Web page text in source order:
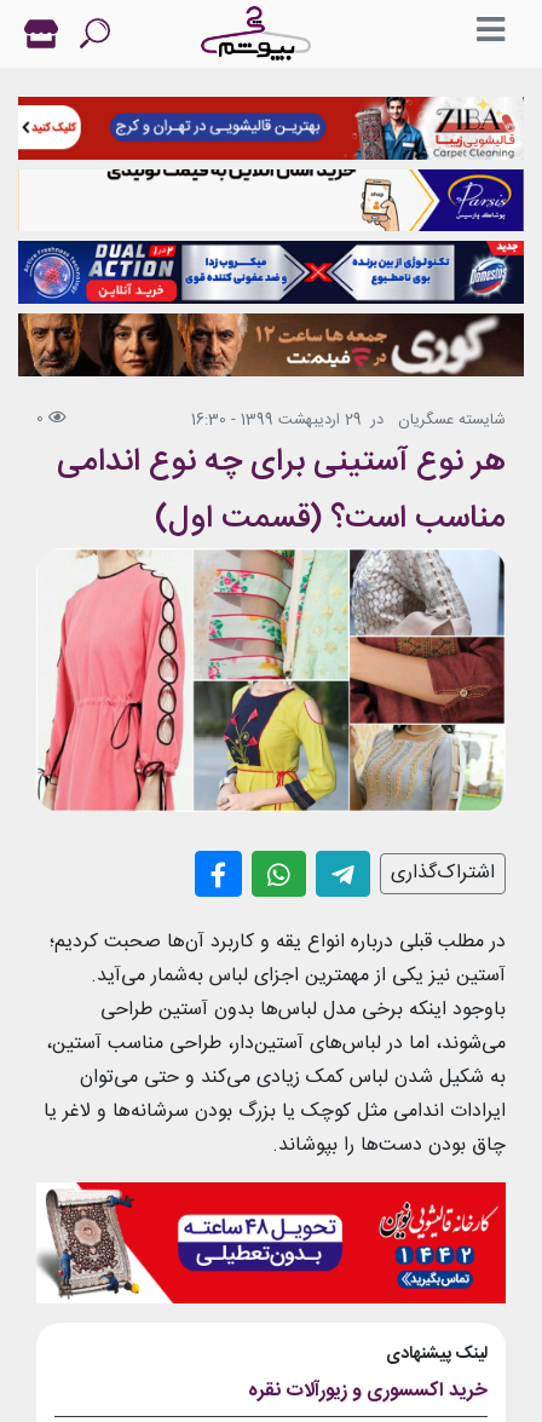
شایسته عسگریان در 29 اردیبهشت 1399 - 16:30 0
هر نوع آستینی برای چه نوع اندامی
مناسب است؟ (قسمت اول)
اشتراک‌گذاری
در مطلب قبلی درباره انواع یقه و کاربرد آن‌ها صحبت کردیم؛
آستین نیز یکی از مهمترین اجزای لباس به‌شمار می‌آید.
باوجود اینکه برخی مدل لباس‌ها بدون آستین طراحی
می‌شوند، اما در لباس‌های آستین‌دار، طراحی مناسب آستین،
به شکیل شدن لباس کمک زیادی می‌کند و حتی می‌توان
ایرادات اندامی مثل کوچک یا بزرگ بودن سرشانه‌ها و لاغر یا
چاق بودن دست‌ها را بپوشاند.
لینک پیشنهادی
خرید اکسسوری و زیورآلات نقره